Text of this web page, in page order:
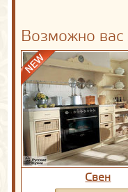
Возможно вас
Свен